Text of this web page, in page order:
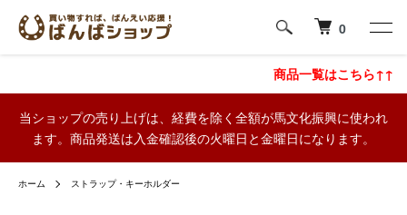
0
商品一覧はこちら↑↑
当ショップの売り上げは、経費を除く全額が馬文化振興に使われ
ます。商品発送は入金確認後の火曜日と金曜日になります。
ホーム ストラップ・キーホルダー